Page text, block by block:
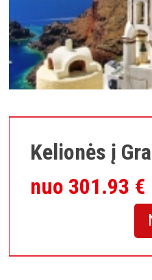
Kelionės į
nuo 301.93 €